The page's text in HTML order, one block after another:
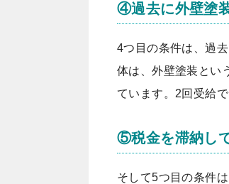
④過去に外壁塗
4つ目の条件は、過
体は、外壁塗装とい
ています。2回受給
⑤税金を滞納し
そして5つ目の条件